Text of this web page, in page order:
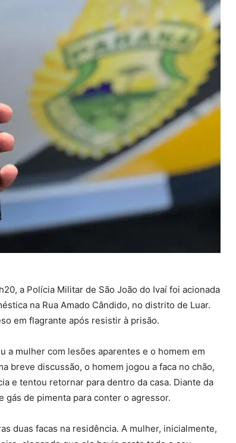
a Polícia Militar de São João do Ivaí foi acionada
na Rua Amado Cândido, no distrito de Luar.
em flagrante após resistir à prisão.
a mulher com lesões aparentes e o homem em
breve discussão, o homem jogou a faca no chão,
e tentou retornar para dentro da casa. Diante da
de pimenta para conter o agressor.
duas facas na residência. A mulher, inicialmente,